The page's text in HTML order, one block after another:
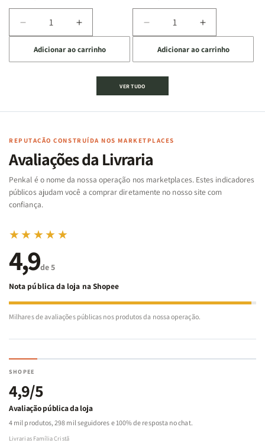
Diminuir
a
quantidade
de
Cartas
Famílias
Bíblia
-
Penkal
Aumentar
a
quantidade
de
Jogo
Cartas
Famílias
da
Bíblia
-
Penkal
Adicionar ao carrinho
Diminuir
a
quantidade
de
Jogo
|
de
Aumentar
a
quantidade
de
|
Adicionar ao carrinho
VER TUDO
REPUTAÇÃO CONSTRUÍDA NOS MARKETPLACES
Avaliações da Livraria
Penkal é o nome da nossa operação nos marketplaces. Estes indicadores
públicos ajudam você a comprar diretamente no nosso site com
confiança.
★★★★★
4,9de 5
Nota pública da loja na Shopee
Milhares de avaliações públicas nos produtos da nossa operação.
SHOPEE
4,9/5
Avaliação pública da loja
4 mil produtos, 298 mil seguidores e 100% de resposta no chat.
Livrarias Família Cristã